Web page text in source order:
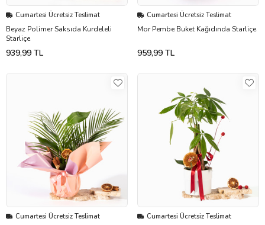
Cumartesi Ücretsiz Teslimat
Beyaz Polimer Saksıda Kurdeleli
Starliçe
939,99 TL
Cumartesi Ücretsiz Teslimat
Mor Pembe Buket Kağıdında Starliçe
959,99 TL
Cumartesi Ücretsiz Teslimat Cumartesi Ücretsiz Teslimat